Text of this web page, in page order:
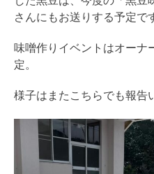
さんにもお送りする予定で
味噌作りイベントはオーナ
定。
様子はまたこちらでも報告